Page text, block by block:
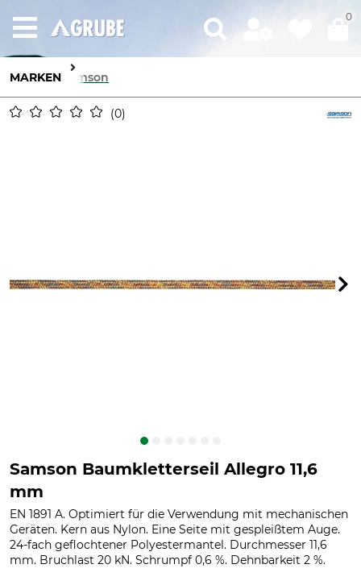
0
MARKEN Samson
0
Samson Baumkletterseil Allegro 11,6
mm
EN 1891 A. Optimiert für die Verwendung mit mechanischen
Geräten. Kern aus Nylon. Eine Seite mit gespleißtem Auge.
24-fach geflochtener Polyestermantel. Durchmesser 11,6
mm. Bruchlast 20 kN. Schrumpf 0,6 %. Dehnbarkeit 2 %.